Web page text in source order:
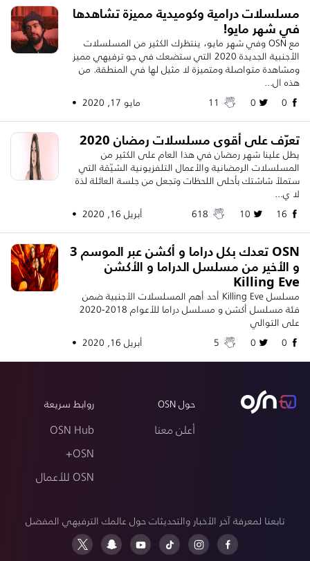
مسلسلات درامية وكوميدية مميزة تشاهدها
في شهر مايو!
مع OSN وفي شهر مايو، ينتظرك الكثير من المسلسلات
الأجنبية الجديدة 2020 التي ستضعك في جو ترفيهي مميز
ومشاهدة متواصلة ومتميزة لا مثيل لها في المنطقة. من
هذه ال...
مايو 17, 2020 •
تعرّف على أقوى مسلسلات رمضان 2020
يطل علينا شهر رمضان في هذا العام على الكثير من
المسلسلات الرمضانية والأعمال التلفزيونية الشيّقة التي
ستملأ شاشتك بأحلى اللحظات وتجعل من جلسة العائلة لذة
لا ي...
أبريل 16, 2020 •
OSN تعدك بكل دراما و أكشن عبر الموسم 3
و الأخير من مسلسل الدراما و الأكشن
Killing Eve
مسلسل Killing Eve أحد أهم المسلسلات الأجنبية ضمن
فئة مسلسل أكشن و مسلسل دراما للأعوام 2018-2020
على التوالي
أبريل 16, 2020 •
حول OSN
أعلن معنا
روابط سريعة
OSN Hub
OSN+
OSN للأعمال
تابعنا لمعرفة آخر الأخبار والتحديثات حول عالمك الترفيهي المفضل